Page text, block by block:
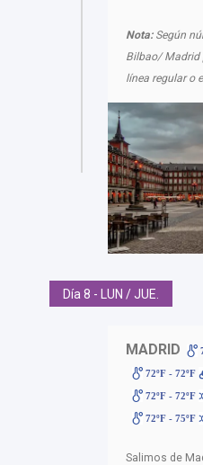
Nota:Según
Bilbao/ Madrid
línea regular o
Día 8 - LUN / JUE.
MADRID
72ºF - 72ºF
72ºF - 72ºF
72ºF - 75ºF
Salimos de